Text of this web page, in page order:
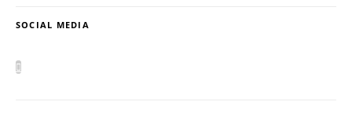
SOCIAL MEDIA